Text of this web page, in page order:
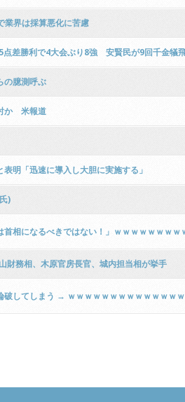
業界は採算悪化に苦慮
5点差勝利で4大会ぶり8強 安賢民が9回千金
の臆測呼ぶ
か 米報道
明「迅速に導入し大胆​に実施する」
)
首相になるべきではない！」ｗｗｗｗｗｗｗ
務相、木原官房長官、城内担当相が挙手
破してしまう → ｗｗｗｗｗｗｗｗｗｗｗｗｗ